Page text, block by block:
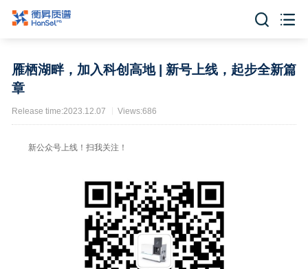
 
雁栖湖畔，加入科创高地 | 新号上线，起步全新篇
章
Release time:2023.12.07 Views:686
新公众号上线！扫我关注！